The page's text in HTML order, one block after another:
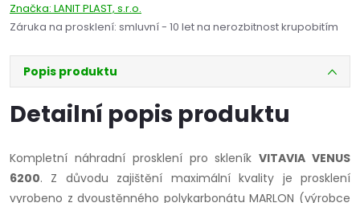
Značka: LANIT PLAST, s.r.o.
Záruka na prosklení: smluvní - 10 let na nerozbitnost krupobitím
Popis produktu
Detailní popis produktu
Kompletní náhradní prosklení pro skleníkVITAVIA VENUS
6200. Z důvodu zajištění maximální kvality je prosklení
vyrobeno z dvoustěnného polykarbonátu MARLON (výrobce